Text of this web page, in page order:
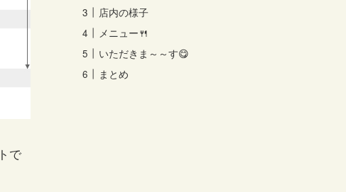
で
店内の様子
メニュー🍴
いただきま～～す😋
まとめ